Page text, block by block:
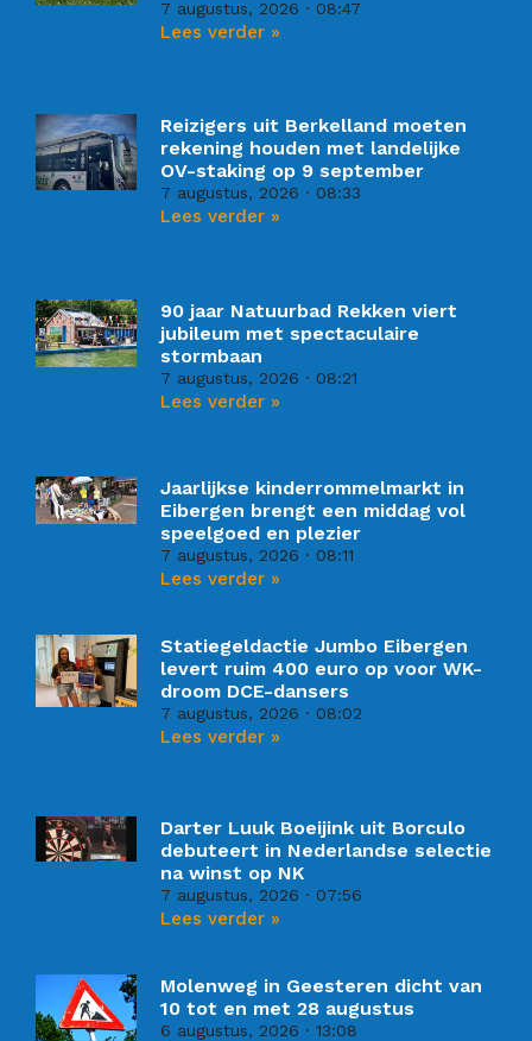
7 augustus, 2026 08:47
Lees verder »
Reizigers uit Berkelland moeten
rekening houden met landelijke
OV-staking op 9 september
7 augustus, 2026 08:33
Lees verder »
90 jaar Natuurbad Rekken viert
jubileum met spectaculaire
stormbaan
7 augustus, 2026 08:21
Lees verder »
Jaarlijkse kinderrommelmarkt in
Eibergen brengt een middag vol
speelgoed en plezier
7 augustus, 2026 08:11
Lees verder »
Statiegeldactie Jumbo Eibergen
levert ruim 400 euro op voor WK-
droom DCE-dansers
7 augustus, 2026 08:02
Lees verder »
Darter Luuk Boeijink uit Borculo
debuteert in Nederlandse selectie
na winst op NK
7 augustus, 2026 07:56
Lees verder »
Molenweg in Geesteren dicht van
10 tot en met 28 augustus
6 augustus, 2026 13:08